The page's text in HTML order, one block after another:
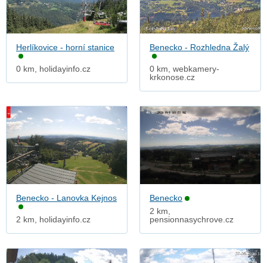
Herlíkovice - horní stanice
0 km, holidayinfo.cz
Benecko - Rozhledna Žalý
0 km, webkamery-
krkonose.cz
Benecko - Lanovka Kejnos
2 km, holidayinfo.cz
Benecko
2 km,
pensionnasychrove.cz